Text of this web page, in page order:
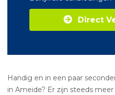
Direct
Handig en in een paar
in Ameide? Er zijn steeds